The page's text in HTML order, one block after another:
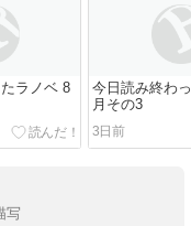
ラノベ 8
今日読み終わ
月その3
3日前
写